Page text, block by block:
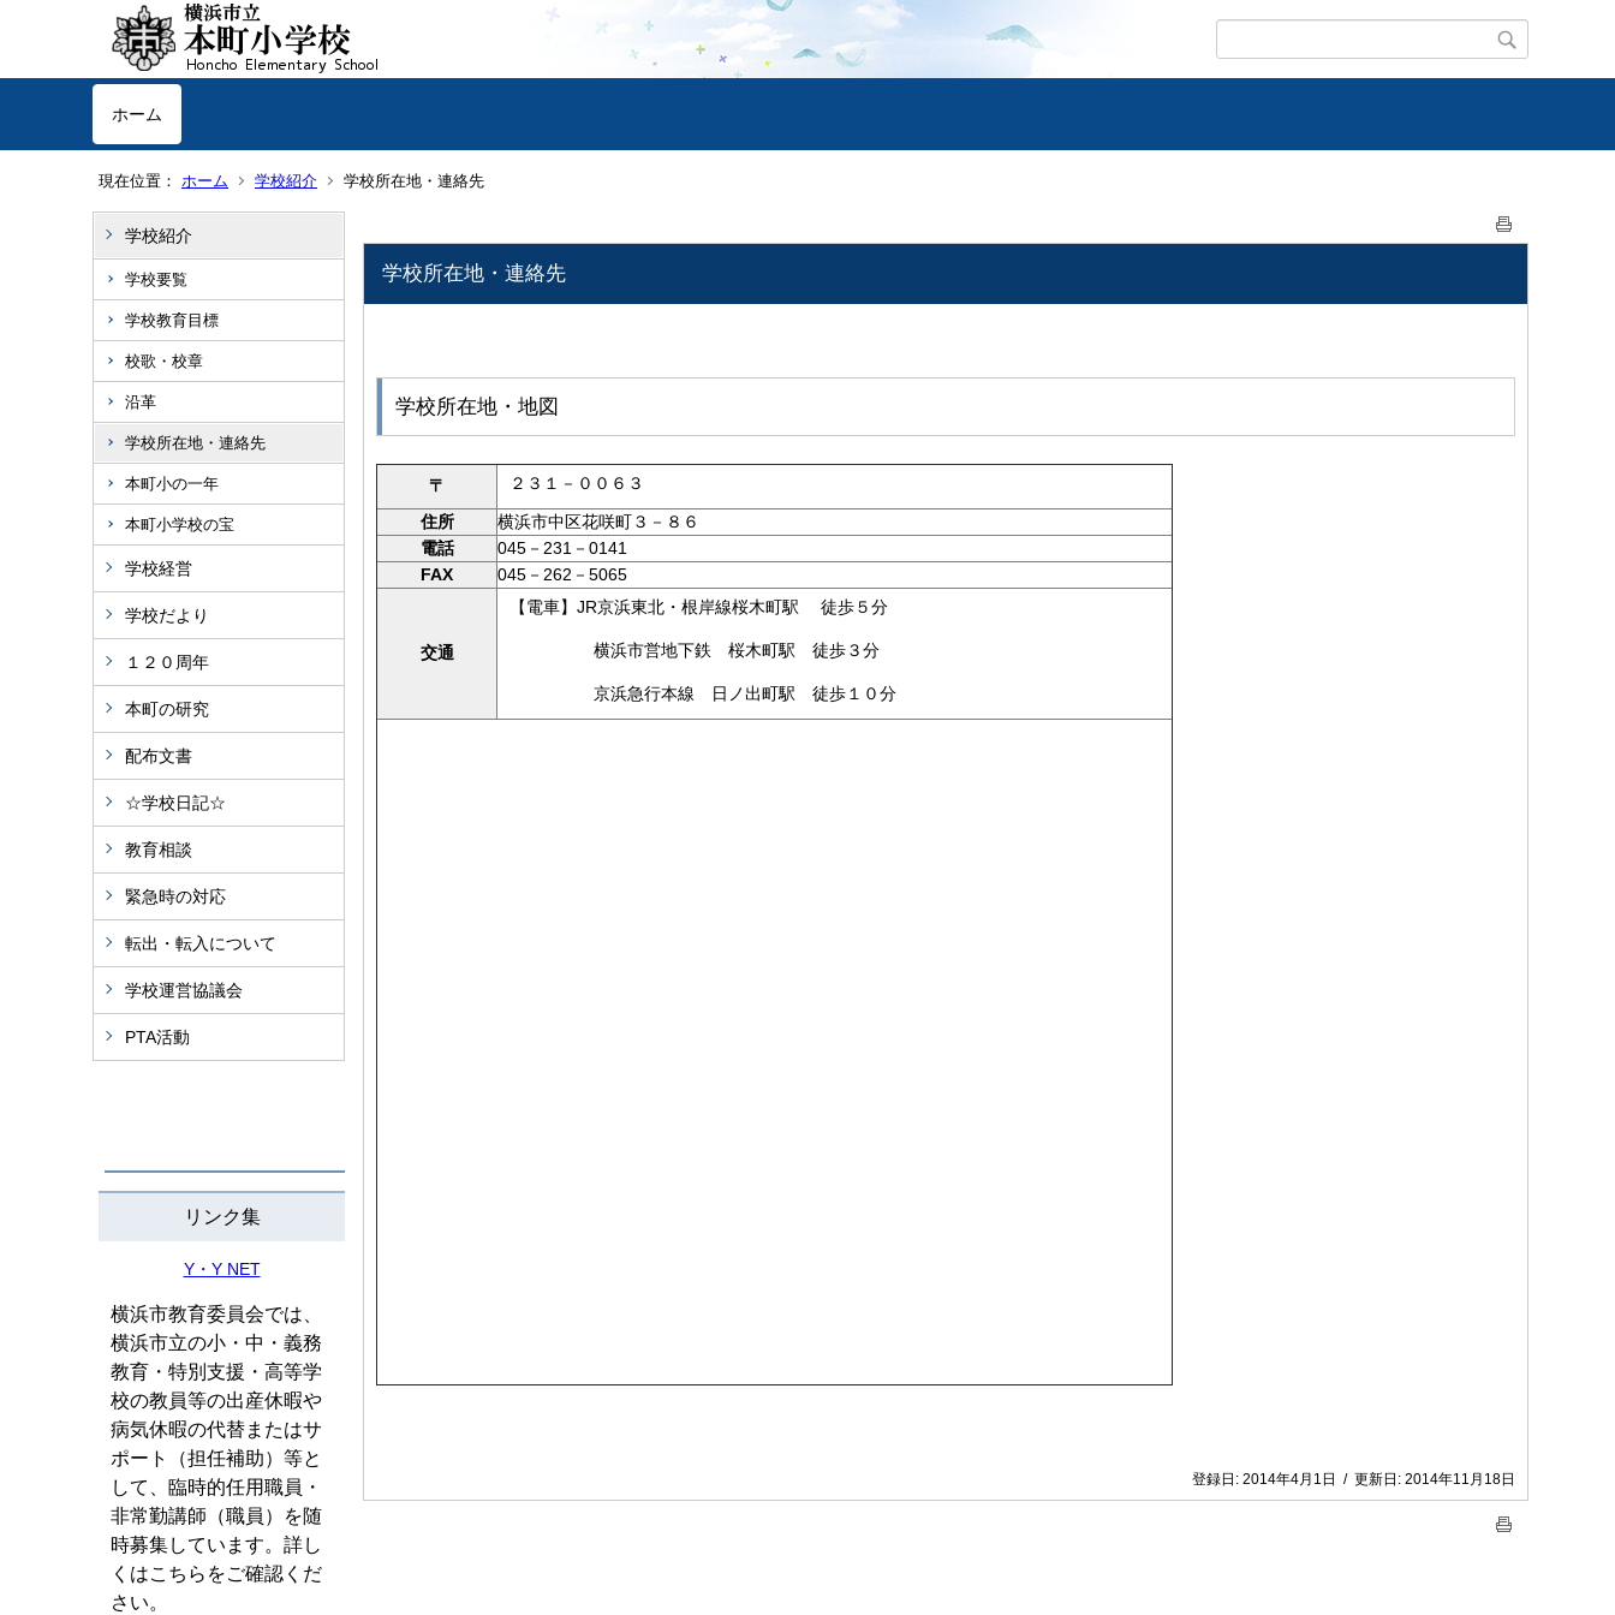
ホーム
現在位置： ホーム 学校紹介 学校所在地・連絡先
学校紹介
学校要覧
学校教育目標
校歌・校章
沿革
学校所在地・連絡先
本町小の一年
本町小学校の宝
学校経営
学校だより
１２０周年
本町の研究
配布文書
☆学校日記☆
教育相談
緊急時の対応
転出・転入について
学校運営協議会
PTA活動
リンク集
Y・Y NET
横浜市教育委員会では、
横浜市立の小・中・義務
教育・特別支援・高等学
校の教員等の出産休暇や
病気休暇の代替またはサ
ポート（担任補助）等と
して、臨時的任用職員・
非常勤講師（職員）を随
時募集しています。詳し
くはこちらをご確認くだ
さい。
学校所在地・連絡先
学校所在地・地図
〒
２３１－００６３
住所
横浜市中区花咲町３－８６
電話
045－231－0141
FAX
045－262－5065
交通
【電車】JR京浜東北・根岸線桜木町駅 徒歩５分
横浜市営地下鉄 桜木町駅 徒歩３分
京浜急行本線 日ノ出町駅 徒歩１０分
登録日: 2014年4月1日 / 更新日: 2014年11月18日